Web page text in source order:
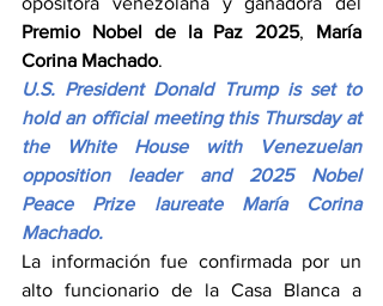
Premio Nobel de la Paz 2025, María
Corina Machado.
U.S. President Donald Trump is set to
hold an official meeting this Thursday at
the White House with Venezuelan
opposition leader and 2025 Nobel
Peace Prize laureate María Corina
Machado.
La información fue confirmada por un
alto funcionario de la Casa Blanca a